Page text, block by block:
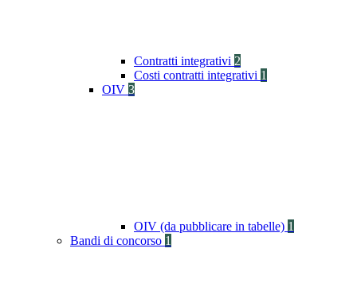
Contratti integrativi 2
Costi contratti integrativi 1
OIV 3
OIV (da pubblicare in tabelle) 1
Bandi di concorso 1